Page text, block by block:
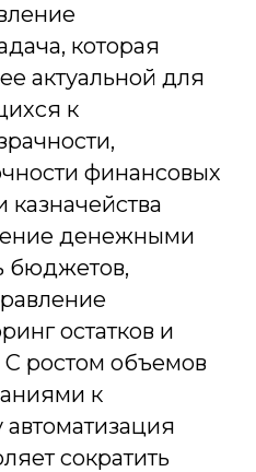
которая
актуальной для
к
финансовых
денежными
бюджетов,
остатков и
С ростом объемов
к
сократить